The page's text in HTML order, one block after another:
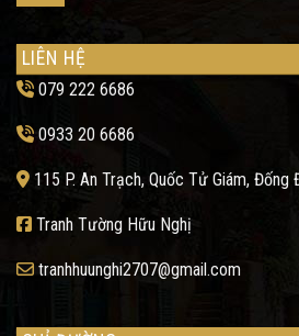
LIÊN HỆ
079 222 6686
0933 20 6686
115 P. An Trạch, Quốc Tử Giám, Đống
Tranh Tường Hữu Nghị
tranhhuunghi2707@gmail.com